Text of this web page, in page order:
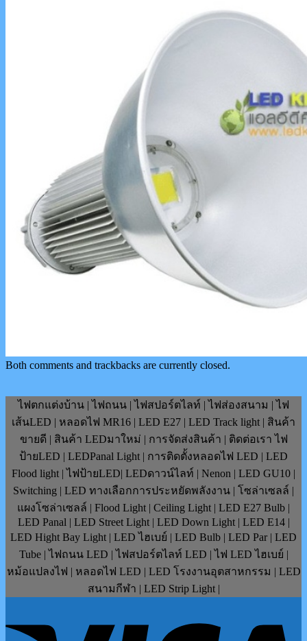
Both comments and trackbacks are currently closed.
ไฟตกแต่งบ้าน | ไฟถนน | ไฟสปอร์ตไลท์ | ไฟส่องสนาม | ไฟ
เส้นLED | หลอดไฟ MR16 | LED E27 | LED Track light | สินค้า
ขายดี | สินค้า LEDมาใหม่ | การจัดส่งสินค้า | ติดต่อเรา ไฟ
ป้ายLED | LEDPanal Light | การติดตั้งหลอดไฟ LED | LED
Flood light | ไฟป้ายLED| LEDดาวน์ไลท์ | Nenon | LED GU10 |
Switching | LED ทางเลือกการประหยัดพลังงาน | โซล่าเซลล์ |
แผงโซล่าเซลล์ | Flood Light | Ceiling Light | LED E27 Bulb |
LED Panal | LED Street Light | LED Down Light | LED E14 |
LED Hight Bay Light | LED ไฮเบย์ | LED Bulb | LED Par | LED
Tube | ไฟถนน LED | ไฟสปอร์ตไลท์ LED | ไฟ LED ไฮเบย์ |
หม้อแปลงไฟ | หลอดไฟ LED | LED โรงงานอุตสาหกรรม | LED
สนามกีฬา | LED Strip Light |